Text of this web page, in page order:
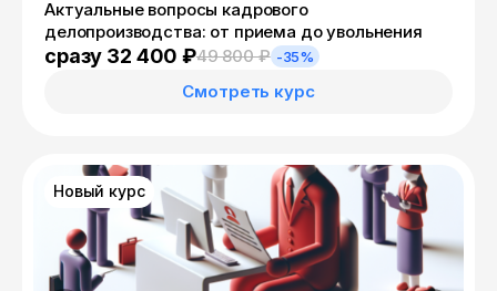
Актуальные вопросы кадрового
делопроизводства: от приема до увольнения
сразу 32 400 ₽49 800 ₽ -35%
Смотреть курс
Новый курс